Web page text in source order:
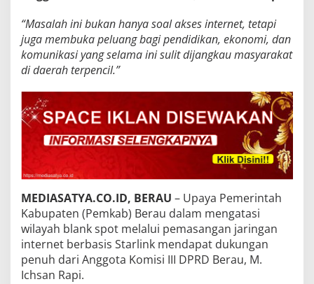
“Masalah ini bukan hanya soal akses internet, tetapi
juga membuka peluang bagi pendidikan, ekonomi, dan
komunikasi yang selama ini sulit dijangkau masyarakat
di daerah terpencil.”
MEDIASATYA.CO.ID, BERAU – Upaya Pemerintah
Kabupaten (Pemkab) Berau dalam mengatasi
wilayah blank spot melalui pemasangan jaringan
internet berbasis Starlink mendapat dukungan
penuh dari Anggota Komisi III DPRD Berau, M.
Ichsan Rapi.